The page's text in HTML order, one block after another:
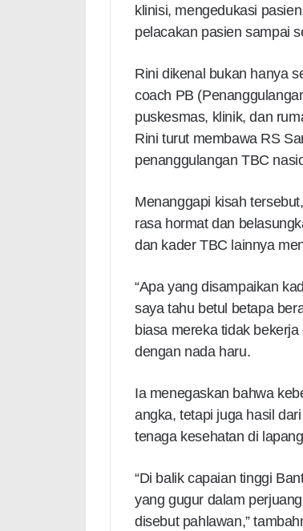
klinisi, mengedukasi
pelacakan pasien sampai
Rini dikenal bukan hanya
coach PB
puskesmas, klinik, dan
Rini turut membawa RS
penanggulangan TBC
Menanggapi kisah
rasa hormat dan
dan kader TBC lainnya
“Apa yang disampaikan
saya tahu betul betapa
biasa mereka tidak
dengan nada haru.
Ia menegaskan bahwa
angka, tetapi juga hasil
tenaga kesehatan di
“Di balik capaian tinggi
yang gugur dalam
disebut pahlawan,”